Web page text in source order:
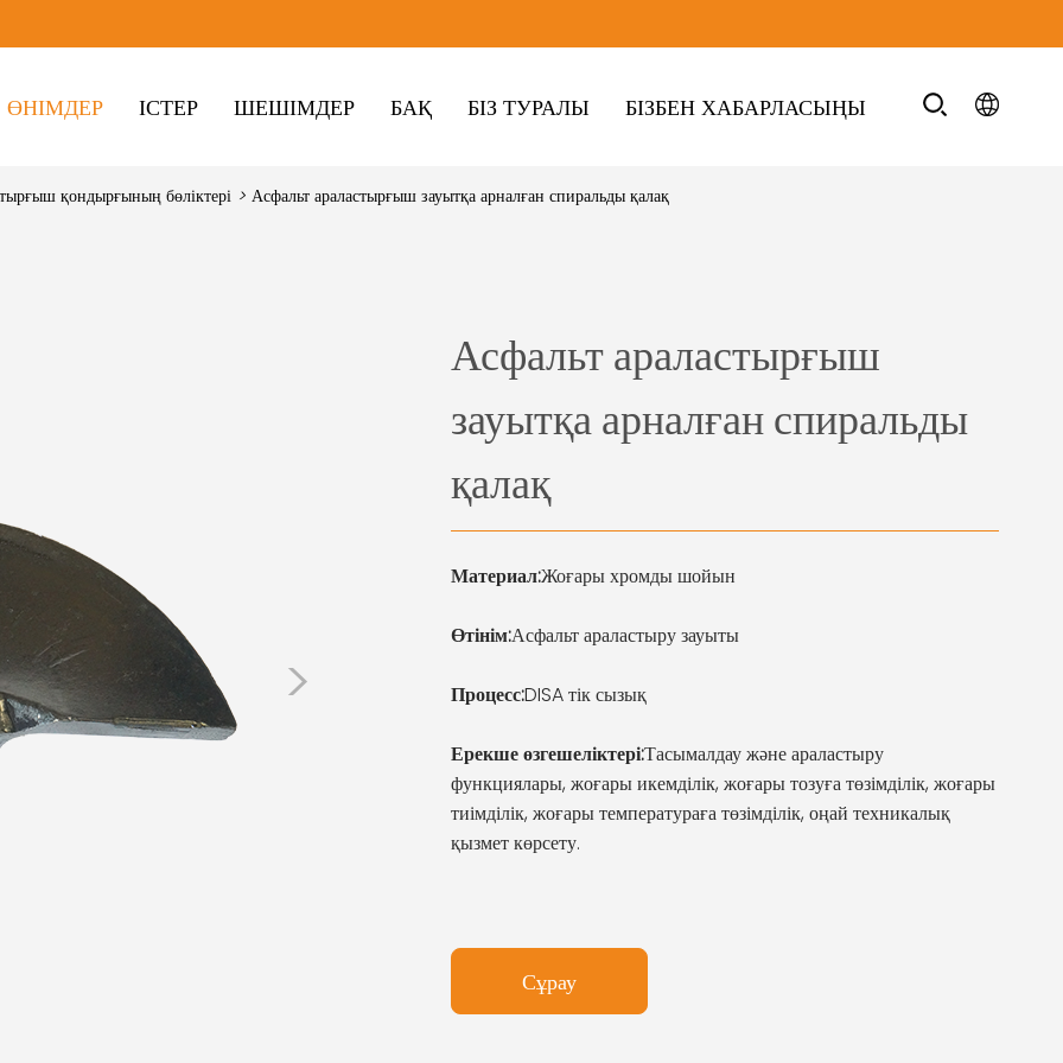
ӨНІМДЕР ІСТЕР ШЕШІМДЕР БАҚ БІЗ ТУРАЛЫ БІЗБЕН ХАБАРЛАСЫҢЫ
қондырғының бөліктері > Асфальт араластырғыш зауытқа арналған спиральды қалақ
>
Асфальт араластырғыш
зауытқа арналған спиральды
қалақ
Материал:Жоғары хромды шойын
Өтінім:Асфальт араластыру зауыты
Процесс:DISA тік сызық
Ерекше өзгешеліктері:Тасымалдау және араластыру
функциялары, жоғары икемділік, жоғары тозуға төзімділік, жоғары
тиімділік, жоғары температураға төзімділік, оңай техникалық
қызмет көрсету.
Сұрау